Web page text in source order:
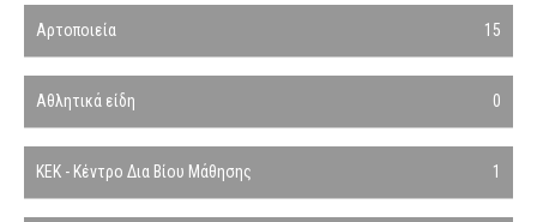
Αρτοποιεία 15
Αθλητικά είδη 0
ΚΕΚ - Κέντρο Δια Βίου Μάθησης 1